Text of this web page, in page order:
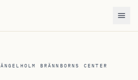
ÄNGELHOLM BRÄNNBORNS CENTER